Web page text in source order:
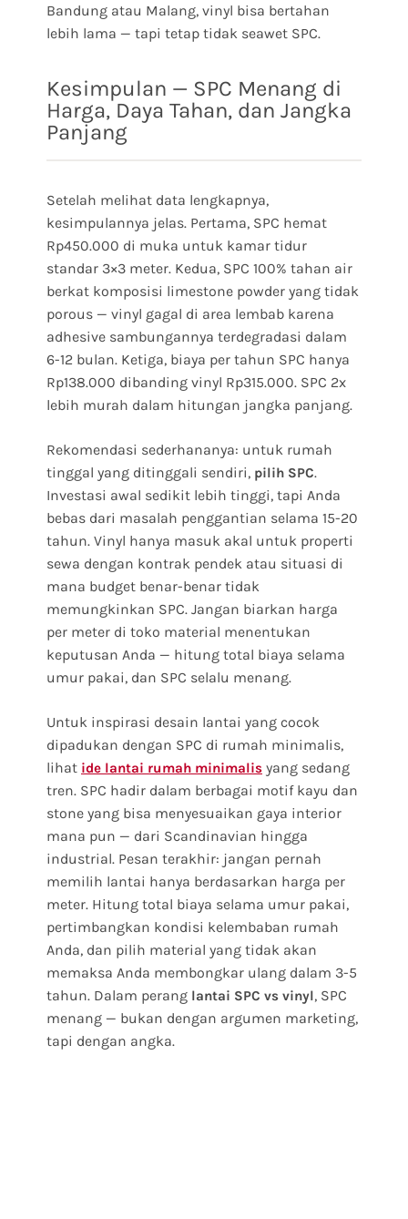
Bandung atau Malang, vinyl bisa bertahan
lebih lama — tapi tetap tidak seawet SPC.
Kesimpulan — SPC Menang di
Harga, Daya Tahan, dan Jangka
Panjang
Setelah melihat data lengkapnya,
kesimpulannya jelas. Pertama, SPC hemat
Rp450.000 di muka untuk kamar tidur
standar 3×3 meter. Kedua, SPC 100% tahan air
berkat komposisi limestone powder yang tidak
porous — vinyl gagal di area lembab karena
adhesive sambungannya terdegradasi dalam
6-12 bulan. Ketiga, biaya per tahun SPC hanya
Rp138.000 dibanding vinyl Rp315.000. SPC 2x
lebih murah dalam hitungan jangka panjang.
Rekomendasi sederhananya: untuk rumah
tinggal yang ditinggali sendiri, pilih SPC.
Investasi awal sedikit lebih tinggi, tapi Anda
bebas dari masalah penggantian selama 15-20
tahun. Vinyl hanya masuk akal untuk properti
sewa dengan kontrak pendek atau situasi di
mana budget benar-benar tidak
memungkinkan SPC. Jangan biarkan harga
per meter di toko material menentukan
keputusan Anda — hitung total biaya selama
umur pakai, dan SPC selalu menang.
Untuk inspirasi desain lantai yang cocok
dipadukan dengan SPC di rumah minimalis,
lihat ide lantai rumah minimalis yang sedang
tren. SPC hadir dalam berbagai motif kayu dan
stone yang bisa menyesuaikan gaya interior
mana pun — dari Scandinavian hingga
industrial. Pesan terakhir: jangan pernah
memilih lantai hanya berdasarkan harga per
meter. Hitung total biaya selama umur pakai,
pertimbangkan kondisi kelembaban rumah
Anda, dan pilih material yang tidak akan
memaksa Anda membongkar ulang dalam 3-5
tahun. Dalam perang lantai SPC vs vinyl, SPC
menang — bukan dengan argumen marketing,
tapi dengan angka.